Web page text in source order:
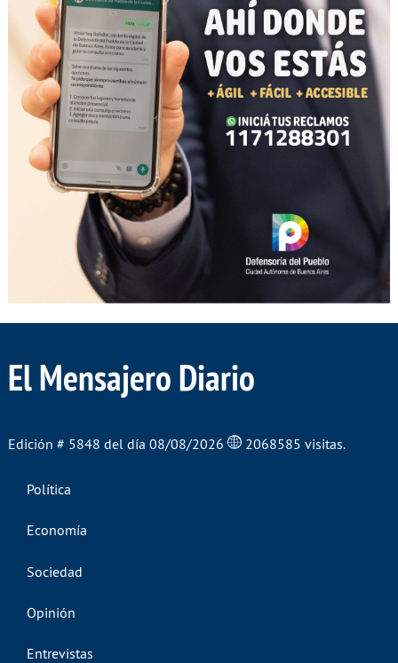
El Mensajero Diario
Edición # 5848 del día 08/08/2026 2068585 visitas.
Política
Economía
Sociedad
Opinión
Entrevistas